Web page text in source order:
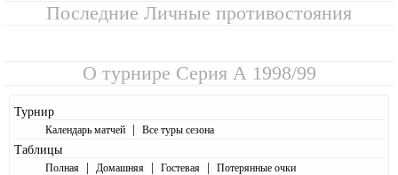
Последние Личные противостояния
О турнире Серия А 1998/99
Турнир
Календарь матчей | Все туры сезона
Таблицы
Полная | Домашняя | Гостевая | Потерянные очки